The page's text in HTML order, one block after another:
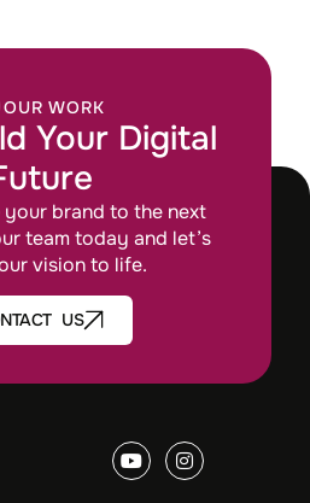
OUR WORK
Your Digital
brand to the next
team today and let’s
vision to life.
US